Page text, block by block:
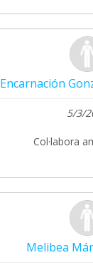
Encarnación
5/3/
Col·labora
Melibea